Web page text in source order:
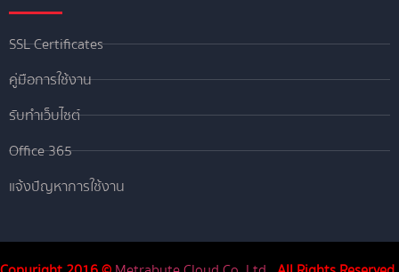
SSL Certificates
คู่มือการใช้งาน
รับทำเว็บไซต์
Office 365
แจ้งปัญหาการใช้งาน